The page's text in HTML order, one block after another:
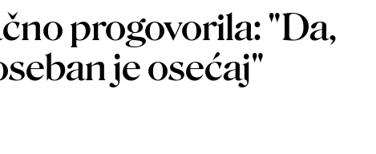
progovorila: "Da,
je osećaj"